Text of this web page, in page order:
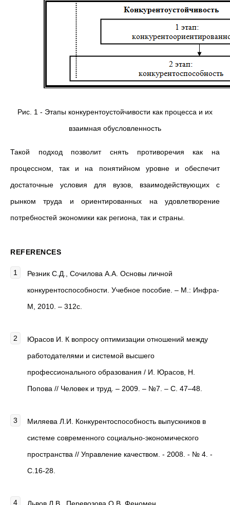
Рис. 1 - Этапы конкурентоустойчивости как процесса и их
взаимная обусловленность
Такой подход позволит снять противоречия как на
процессном, так и на понятийном уровне и обеспечит
достаточные условия для вузов, взаимодействующих с
рынком труда и ориентированных на удовлетворение
потребностей экономики как региона, так и страны.
REFERENCES
Резник С.Д., Сочилова А.А. Основы личной
конкурентоспособности. Учебное пособие. – М.: Инфра-
М, 2010. – 312с.
Юрасов И. К вопросу оптимизации отношений между
работодателями и системой высшего
профессионального образования / И. Юрасов, Н.
Попова // Человек и труд. – 2009. – №7. – С. 47–48.
Миляева Л.И. Конкурентоспособность выпускников в
системе современного социально-экономического
пространства // Управление качеством. - 2008. - № 4. -
С.16-28.